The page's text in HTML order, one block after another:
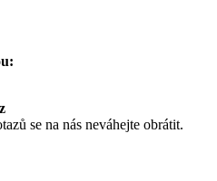
se na nás neváhejte obrátit.